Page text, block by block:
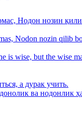
Нодон нозин
Nodon nozin qilib
is wise, but the wise
а дурак учить.
ва нодонлик